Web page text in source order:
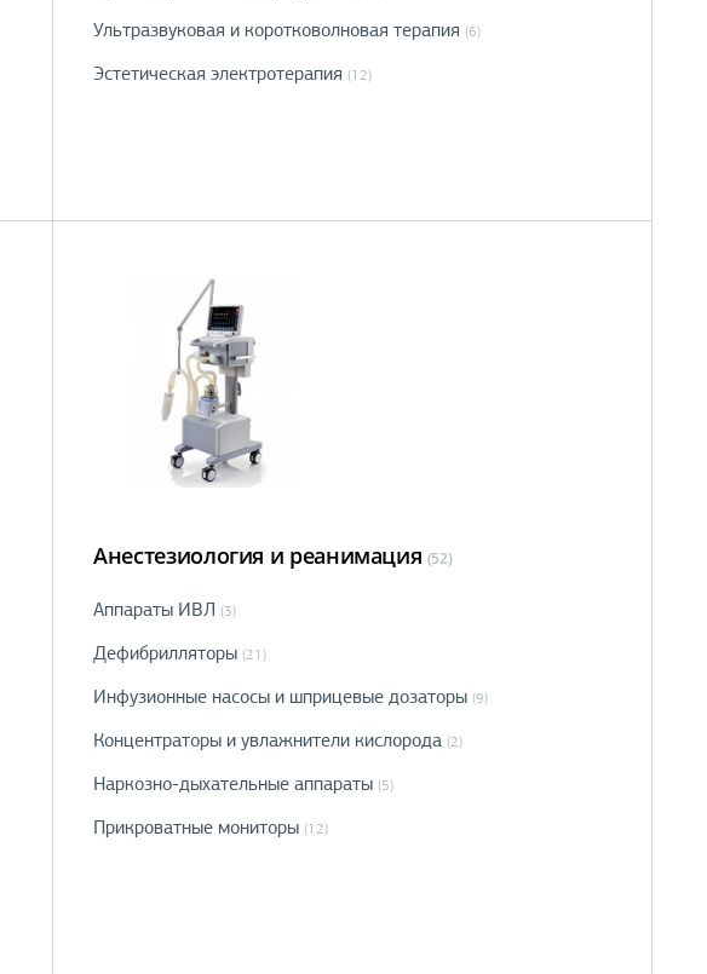
Ультразвуковая и коротковолновая терапия (6)
Эстетическая электротерапия (12)
Анестезиология и реанимация (52)
Аппараты ИВЛ (3)
Дефибрилляторы (21)
Инфузионные насосы и шприцевые дозаторы (9)
Концентраторы и увлажнители кислорода (2)
Наркозно-дыхательные аппараты (5)
Прикроватные мониторы (12)